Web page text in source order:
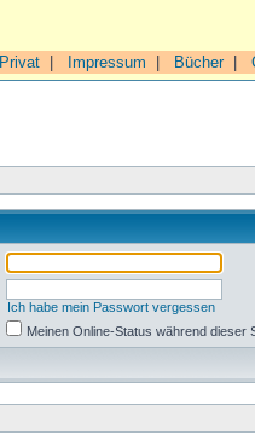
Privat Impressum Bücher|
Ich habe mein Passwort vergessen
Meinen Online-Status während dieser